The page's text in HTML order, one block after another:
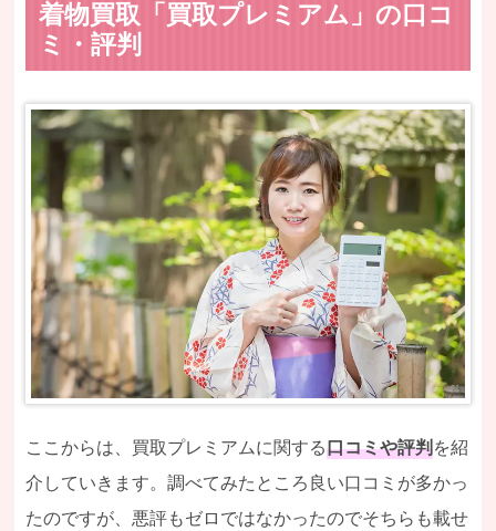
着物買取「買取プレミアム」の口コ
ミ・評判
ここからは、買取プレミアムに関する口コミや評判を紹
介していきます。調べてみたところ良い口コミが多かっ
たのですが、悪評もゼロではなかったのでそちらも載せ